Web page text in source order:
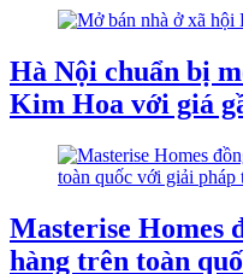
Hà Nội chuẩn bị
Kim Hoa với giá
Masterise Homes
hàng trên toàn